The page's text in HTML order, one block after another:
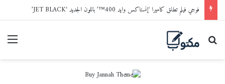
فوجي فيلم تطلق كاميرا ‘إنستاكس وايد 400™’ باللون الجديد ‘JET BLACK’
بحث عن